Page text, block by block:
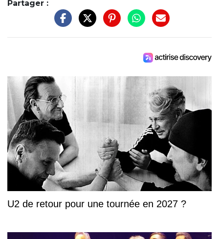
Partager :
U2 de retour pour une tournée en 2027 ?